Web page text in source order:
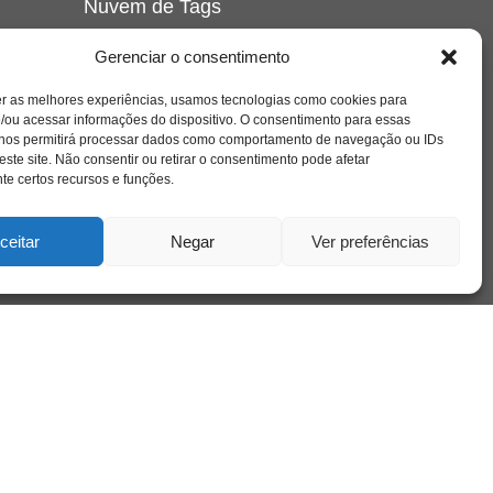
Gerenciar o consentimento
as melhores experiências, usamos tecnologias como cookies para
ou acessar informações do dispositivo. O consentimento para essas
permitirá processar dados como comportamento de navegação ou IDs
site. Não consentir ou retirar o consentimento pode afetar
certos recursos e funções.
Negar Ver preferências
Nuvem de Tags
crianca cuidado cultura depressao
educação família filme
freud infância insight jung liberdade livro
loucura luto maternidade
psicologia relato